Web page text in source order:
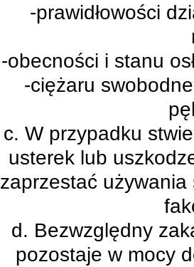
-prawidłowości
-obecności i stanu
-ciężaru
c. W przypadku
usterek lub
zaprzestać
d. Bezwzględny
pozostaje w mocy